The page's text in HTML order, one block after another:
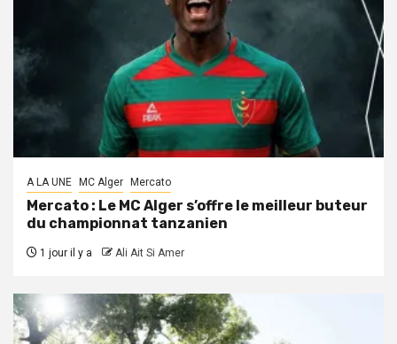
A LA UNE MC Alger Mercato
Mercato : Le MC Alger s’offre le meilleur buteur
du championnat tanzanien
1 jour il y a Ali Ait Si Amer